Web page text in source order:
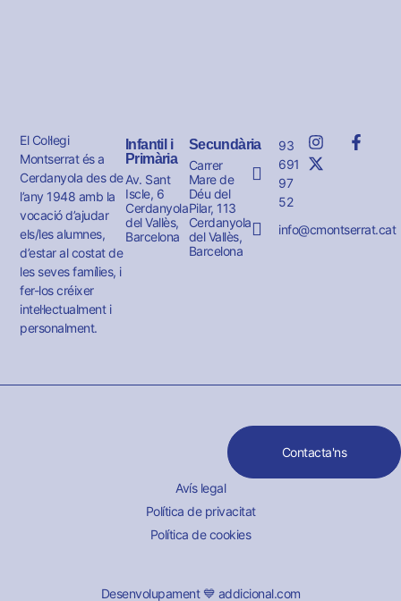
El Col·legi
Montserrat és a
Cerdanyola des de
l’any 1948 amb la
vocació d’ajudar
els/les alumnes,
d’estar al costat de
les seves famílies, i
fer-los créixer
intel·lectualment i
personalment.
Infantil i
Primària
Av. Sant
Iscle, 6
Cerdanyola
del Vallès,
Barcelona
Secundària
Carrer
Mare de
Déu del
Pilar, 113
Cerdanyola
del Vallès,
Barcelona
93
691
97
52
info@cmontserrat.cat
Contacta'ns
Avís legal
Política de privacitat
Política de cookies
Desenvolupament 💙 addicional.com